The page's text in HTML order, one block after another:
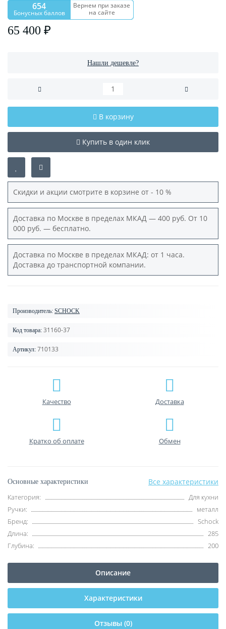
654
Бонусных баллов
Вернем при заказе
на сайте
65 400 ₽
Нашли дешевле?
В корзину
Купить в один клик
Скидки и акции смотрите в корзине от - 10 %
Доставка по Москве в пределах МКАД — 400 руб. От 10
000 руб. — бесплатно.
Доставка по Москве в пределах МКАД: от 1 часа.
Доставка до транспортной компании.
Производитель: SCHOCK
Код товара: 31160-37
Артикул: 710133
Качество Доставка
Кратко об оплате Обмен
Основные характеристики Все характеристики
Категория:
Для кухни
Ручки:
металл
Бренд:
Schock
Длина:
285
Глубина:
200
Описание
Характеристики
Отзывы (0)